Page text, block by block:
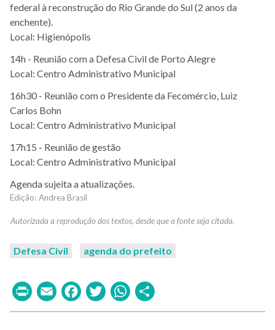
federal à reconstrução do Rio Grande do Sul (2 anos da
enchente).
Local: Higienópolis
14h - Reunião com a Defesa Civil de Porto Alegre
Local: Centro Administrativo Municipal
16h30 - Reunião com o Presidente da Fecomércio, Luiz
Carlos Bohn
Local: Centro Administrativo Municipal
17h15 - Reunião de gestão
Local: Centro Administrativo Municipal
Agenda sujeita a atualizações.
Andrea Brasil
Defesa Civil agenda do prefeito
PrintEmailFacebook
TwitterWhatsApp